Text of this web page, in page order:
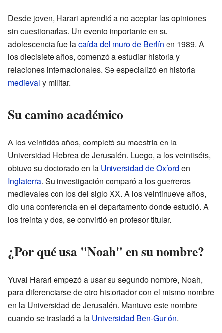
Desde joven, Harari aprendió a no aceptar las opiniones
sin cuestionarlas. Un evento importante en su
adolescencia fue lacaída del muro de Berlín en 1989. A
los diecisiete años, comenzó a estudiar historia y
relaciones internacionales. Se especializó en historia
medieval y militar.
Su camino académico
A los veintidós años, completó su maestría en la
Universidad Hebrea de Jerusalén. Luego, a los veintiséis,
obtuvo su doctorado en la Universidad de Oxford en
Inglaterra. Su investigación comparó a los guerreros
medievales con los del siglo XX. A los veintinueve años,
dio una conferencia en el departamento donde estudió. A
los treinta y dos, se convirtió en profesor titular.
¿Por qué usa "Noah" en su nombre?
Yuval Harari empezó a usar su segundo nombre, Noah,
para diferenciarse de otro historiador con el mismo nombre
en la Universidad de Jerusalén. Mantuvo este nombre
cuando se trasladó a la Universidad Ben-Gurión.